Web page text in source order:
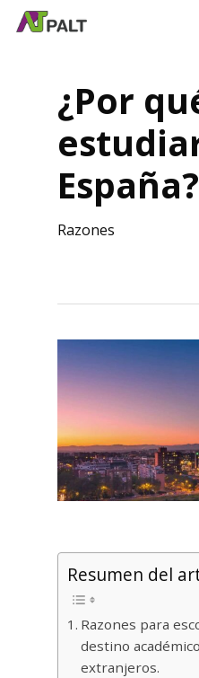
Skip
¿Por
España?
Razones
Resumen del
Razones para
destino
extranjeros.